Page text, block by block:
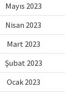
Mayıs 2023
Nisan 2023
Mart 2023
Şubat 2023
Ocak 2023